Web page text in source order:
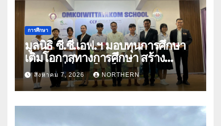
การศึกษา
มูลนิธิ ซี.ซี.เอฟ.ฯ มอบทุนการศึกษา
เติมโอกาสทางการศึกษา สร้าง
อนาคตที่มั่นคงให้เด็กและเยาวชน
ด้อยโอกาส
สิงหาคม 7, 2026 NORTHERN